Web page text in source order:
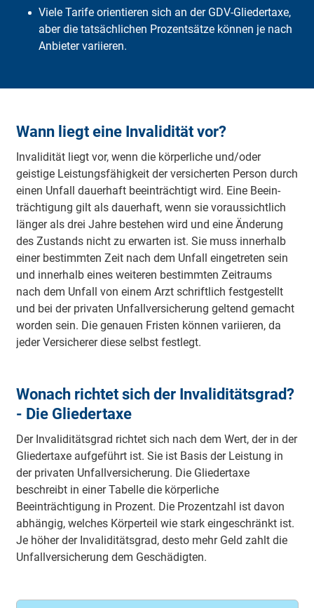
Viele Tarife orientieren sich an der GDV-Gliedertaxe,
aber die tatsächlichen Prozentsätze können je nach
Anbieter variieren.
Wann liegt eine Invalidität vor?
Invalidität liegt vor, wenn die körperliche und/oder
geistige Leistungs­fähigkeit der versicherten Person durch
einen Unfall dauerhaft beeinträchtigt wird. Eine Beein­
träch­tigung gilt als dauerhaft, wenn sie voraussichtlich
länger als drei Jahre bestehen wird und eine Änderung
des Zustands nicht zu erwarten ist. Sie muss innerhalb
einer bestimmten Zeit nach dem Unfall ein­getreten sein
und innerhalb eines weiteren bestimmten Zeitraums
nach dem Unfall von einem Arzt schriftlich fest­gestellt
und bei der privaten Unfall­versicherung geltend gemacht
worden sein. Die genauen Fristen können variieren, da
jeder Versicherer diese selbst festlegt.
Wonach richtet sich der Invaliditätsgrad?
- Die Gliedertaxe
Der Invaliditätsgrad richtet sich nach dem Wert, der in der
Gliedertaxe aufgeführt ist. Sie ist Basis der Leistung in
der privaten Unfallversicherung. Die Gliedertaxe
beschreibt in einer Tabelle die körperliche
Beeinträchtigung in Prozent. Die Prozentzahl ist davon
abhängig, welches Körperteil wie stark eingeschränkt ist.
Je höher der Invaliditätsgrad, desto mehr Geld zahlt die
Unfallversicherung dem Geschädigten.